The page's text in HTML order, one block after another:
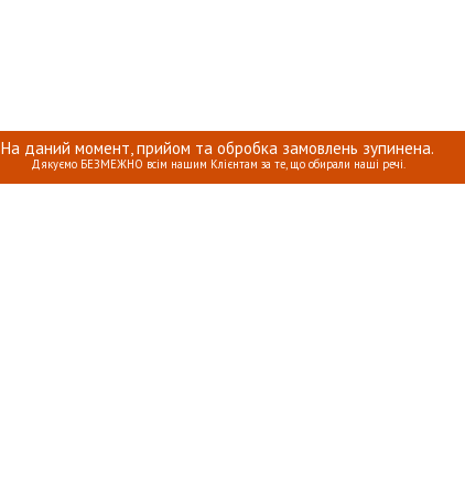
На даний момент, прийом та обробка замовлень зупинена.
Дякуємо БЕЗМЕЖНО всім нашим Клієнтам за те, що обирали наші речі.